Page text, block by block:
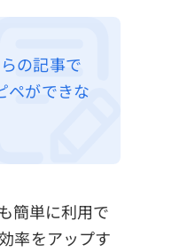
の記事で
ペができな
簡単に利用で
率をアップす